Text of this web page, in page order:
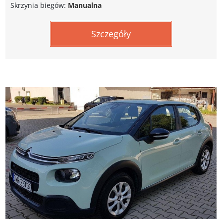
Skrzynia biegów: Manualna
Szczegóły